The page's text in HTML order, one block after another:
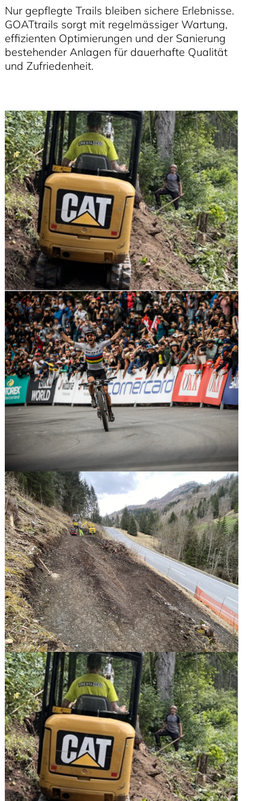
Nur gepflegte Trails bleiben sichere Erlebnisse.
GOATtrails sorgt mit regelmässiger Wartung,
effizienten Optimierungen und der Sanierung
bestehender Anlagen für dauerhafte Qualität
und Zufriedenheit.